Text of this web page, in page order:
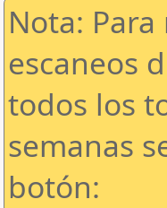
Nota:
escaneos
todos los
semanas
botón: